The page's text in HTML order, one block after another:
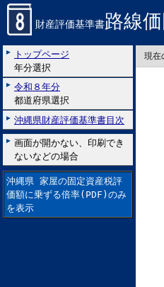
財産評価基準書路線
トップページ
年分選択
令和８年分
都道府県選択
沖縄県財産評価基準書目次
画面が開かない、印刷でき
ないなどの場合
沖縄県 家屋の固定資産税評
価額に乗ずる倍率(PDF)のみ
を表示
現在